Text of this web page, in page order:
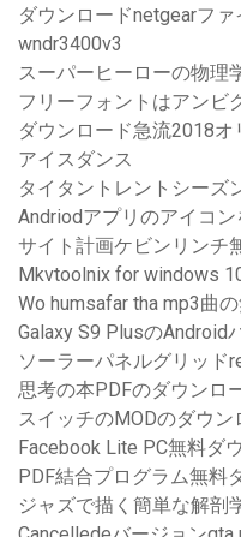
ダウンロードnetgearフ
wndr3400v3
スーパーヒーローの物理
フリーフォントはアンビ
ダウンロード急流2018
アイスダンス
タイタントレントシーズ
Andriodアプリのアイコ
サイト計画ケビンリンチ
Mkvtoolnix for windows
Wo humsafar tha mp3曲
Galaxy S9 PlusのAndroid
ソーラーパネルグリッド
思考の本PDFのダウンロ
スイッチのMODのダウン
Facebook Lite PC無料ダ
PDF結合プログラム無料
ジャズで描く簡単な解剖